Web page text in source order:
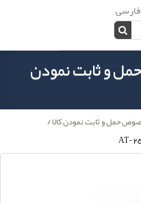
فارسی
و ثابت نمودن
حمل و ثابت نمودن کالا/